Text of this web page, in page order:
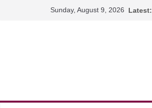
Sunday, August 9, 2026 Latest: